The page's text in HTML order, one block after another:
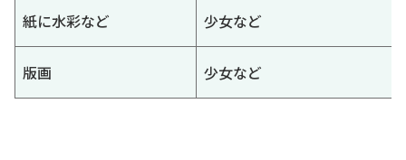
紙に水彩など 少女など
版画 少女など